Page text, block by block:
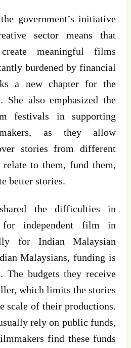
government’s initiative
sector means that
meaningful films
burdened by financial
a new chapter for the
She also emphasized the
festivals in supporting
as they allow
stories from different
to them, fund them,
better stories.
the difficulties in
for independent film in
for Indian Malaysian
Malaysians, funding is
The budgets they receive
which limits the stories
scale of their productions.
rely on public funds,
find these funds